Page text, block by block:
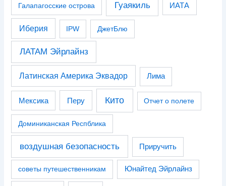
Галапагосские острова Гуаякиль ИАТА
Иберия IPW ДжетБлю
ЛАТАМ Эйрлайнз
Латинская Америка Эквадор Лима
Мексика Перу Кито Отчет о полете
Доминиканская Респблика
воздушная безопасность Приручить
советы путешественникам Юнайтед Эйрлайнз